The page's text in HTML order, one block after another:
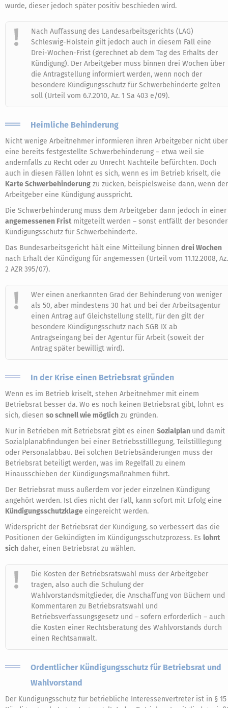
wurde, dieser jedoch später positiv beschieden wird.
Nach Auffassung des Landesarbeitsgerichts (LAG)
Schleswig-Holstein gilt jedoch auch in diesem Fall eine
Drei-Wochen-Frist (gerechnet ab dem Tag des Erhalts der
Kündigung). Der Arbeitgeber muss binnen drei Wochen über
die Antragstellung informiert werden, wenn noch der
besondere Kündigungsschutz für Schwerbehinderte gelten
soll (Urteil vom 6.7.2010, Az. 1 Sa 403 e/09).
Heimliche Behinderung
Nicht wenige Arbeitnehmer informieren ihren Arbeitgeber nicht über
eine bereits festgestellte Schwerbehinderung – etwa weil sie
andernfalls zu Recht oder zu Unrecht Nachteile befürchten. Doch
auch in diesen Fällen lohnt es sich, wenn es im Betrieb kriselt, die
Karte Schwerbehinderung zu zücken, beispielsweise dann, wenn der
Arbeitgeber eine Kündigung ausspricht.
Die Schwerbehinderung muss dem Arbeitgeber dann jedoch in einer
angemessenen Fristmitgeteilt werden – sonst entfällt der
Kündigungsschutz für Schwerbehinderte.
Das Bundesarbeitsgericht hält eine Mitteilung binnen drei Wochen
nach Erhalt der Kündigung für angemessen (Urteil vom 11.12.2008, Az.
2 AZR 395/07).
Wer einen anerkannten Grad der Behinderung von weniger
als 50, aber mindestens 30 hat und bei der Arbeitsagentur
einen Antrag auf Gleichstellung stellt, für den gilt der
besondere Kündigungsschutz nach SGB IX ab
Antragseingang bei der Agentur für Arbeit (soweit der
Antrag später bewilligt wird).
In der Krise einen Betriebsrat gründen
Wenn es im Betrieb kriselt, stehen Arbeitnehmer mit einem
Betriebsrat besser da. Wo es noch keinen Betriebsrat gibt, lohnt es
sich, diesen so schnell wie möglich zu gründen.
Nur in Betrieben mit Betriebsrat gibt es einen Sozialplan und damit
Sozialplanabfindungen bei einer Betriebsstilllegung, Teilstilllegung
oder Personalabbau. Bei solchen Betriebsänderungen muss der
Betriebsrat beteiligt werden, was im Regelfall zu einem
Hinausschieben der Kündigungsmaßnahmen führt.
Der Betriebsrat muss außerdem vor jeder einzelnen Kündigung
angehört werden. Ist dies nicht der Fall, kann sofort mit Erfolg eine
Kündigungsschutzklage eingereicht werden.
Widerspricht der Betriebsrat der Kündigung, so verbessert das die
Positionen der Gekündigten im Kündigungsschutzprozess. Es lohnt
sich daher, einen Betriebsrat zu wählen.
Die Kosten der Betriebsratswahl muss der Arbeitgeber
tragen, also auch die Schulung der
Wahlvorstandsmitglieder, die Anschaffung von Büchern und
Kommentaren zu Betriebsratswahl und
Betriebsverfassungsgesetz und – sofern erforderlich – auch
die Kosten einer Rechtsberatung des Wahlvorstands durch
einen Rechtsanwalt.
Ordentlicher Kündigungsschutz für Betriebsrat und
Wahlvorstand
Der Kündigungsschutz für betriebliche Interessenvertreter ist in § 15